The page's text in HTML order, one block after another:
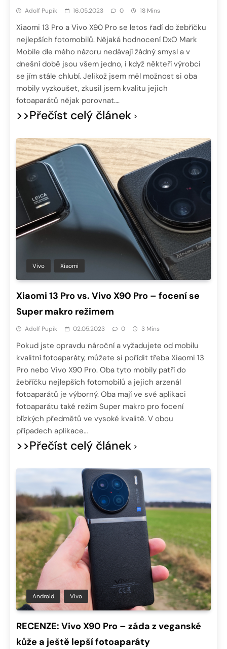
Adolf Pupík 16.05.2023 0 18 Mins
Xiaomi 13 Pro a Vivo X90 Pro se letos řadí do žebříčku
nejlepších fotomobilů. Nějaká hodnocení DxO Mark
Mobile dle mého názoru nedávají žádný smysl a v
dnešní době jsou všem jedno, i když někteří výrobci
se jím stále chlubí. Jelikož jsem měl možnost si oba
mobily vyzkoušet, zkusil jsem kvalitu jejich
fotoaparátů nějak porovnat….
>>Přečíst celý článek
Vivo Xiaomi
Xiaomi 13 Pro vs. Vivo X90 Pro – focení se
Super makro režimem
Adolf Pupík 02.05.2023 0 3 Mins
Pokud jste opravdu nároční a vyžadujete od mobilu
kvalitní fotoaparáty, můžete si pořídit třeba Xiaomi 13
Pro nebo Vivo X90 Pro. Oba tyto mobily patří do
žebříčku nejlepších fotomobilů a jejich arzenál
fotoaparátů je výborný. Oba mají ve své aplikaci
fotoaparátu také režim Super makro pro focení
blízkých předmětů ve vysoké kvalitě. V obou
případech aplikace…
>>Přečíst celý článek
Android Vivo
RECENZE: Vivo X90 Pro – záda z veganské
kůže a ještě lepší fotoaparáty